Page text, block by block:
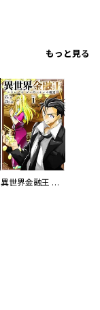
もっと見る
異世界金融王 ～クローネ・ゴルディオンの覇道～